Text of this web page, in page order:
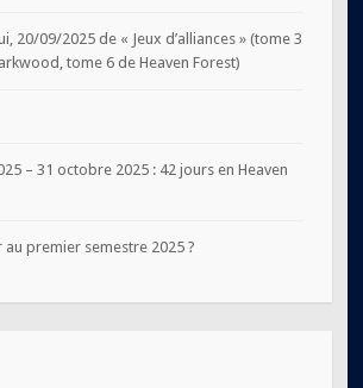
20/09/2025 de « Jeux d’alliances » (tome 3
tome 6 de Heaven Forest)
– 31 octobre 2025 : 42 jours en Heaven
premier semestre 2025 ?